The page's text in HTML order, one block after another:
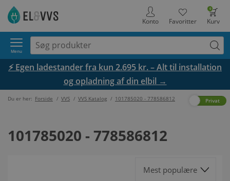
0
Kurv
Favoritter
Konto
Menu
⚡ Egen ladestander fra kun 2.695 kr. – Alt til installation
og opladning af din elbil →
Du er her: Forside / VVS / VVS Katalog / 101785020 - 778586812 Privat
Erhverv
101785020 - 778586812